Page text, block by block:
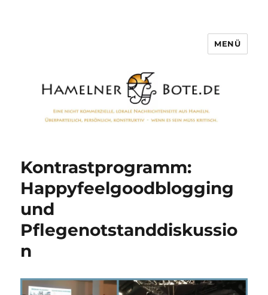
MENÜ
Kontrastprogramm:
Happyfeelgoodblogging
und
Pflegenotstanddiskussio
n